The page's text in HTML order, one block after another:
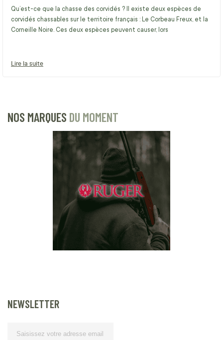
Qu’est-ce que la chasse des corvidés ? Il existe deux espèces de
corvidés chassables sur le territoire français : Le Corbeau Freux, et la
Corneille Noire. Ces deux espèces peuvent causer, lors
Lire la suite
NOS MARQUES DU MOMENT
NEWSLETTER